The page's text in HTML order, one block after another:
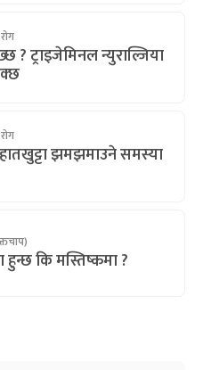
? ट्राइजेमिनल न्युराल्जिया
झमझमाउने समस्या
कि मस्तिष्कमा ?